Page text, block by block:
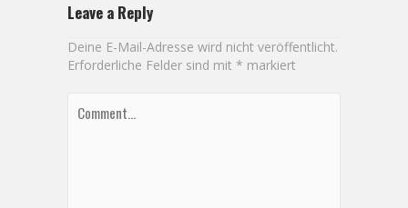
Leave a Reply
Deine E-Mail-Adresse wird nicht veröffentlicht.
Erforderliche Felder sind mit * markiert